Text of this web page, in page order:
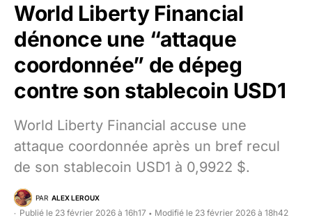
World Liberty Financial
dénonce une “attaque
coordonnée” de dépeg
contre son stablecoin USD1
World Liberty Financial accuse une
attaque coordonnée après un bref recul
de son stablecoin USD1 à 0,9922 $.
PAR ALEX LEROUX
Publié le 23 février 2026 à 16h17 • Modifié le 23 février 2026 à 18h42